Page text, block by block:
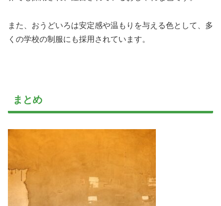
また、おうどいろは安定感や温もりを与える色として、多
くの学校の制服にも採用されています。
まとめ